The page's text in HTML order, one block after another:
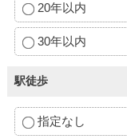
20年以内
30年以内
駅徒歩
指定なし